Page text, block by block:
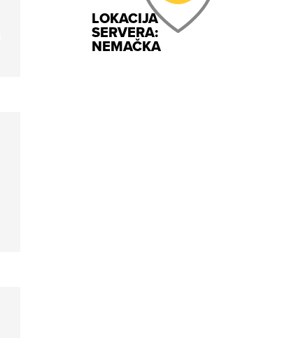
LOKACIJA
SERVERA:
NEMAČKA